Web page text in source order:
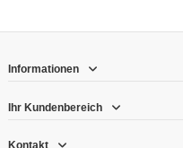
Informationen
Ihr Kundenbereich